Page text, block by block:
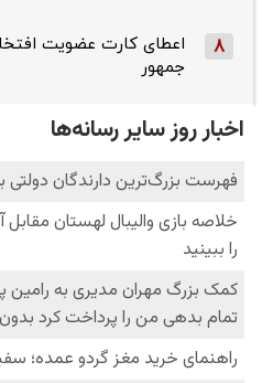
8
اعطای کارت عضویت
جمهور